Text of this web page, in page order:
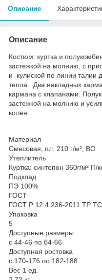
Описание
Описание
Костюм: куртка и
застежкой на молнию, с
и кулиской по линии талии
тепла. Два накладных
кармана с клапанами.
застежкой на молнию и
колен.
Материал
Смесовая, пл. 210 г/м², ВО
Утеплитель
Куртка: синтепон 360г/м² П/
Подклад
ПЭ 100%
ГОСТ
ГОСТ Р 12.4.236-2011 ТР ТС
Упаковка
5
Доступные размеры
с 44-46 по 64-66
Доступная ростовка
с 170-176 по 182-188
Вес 1 ед.